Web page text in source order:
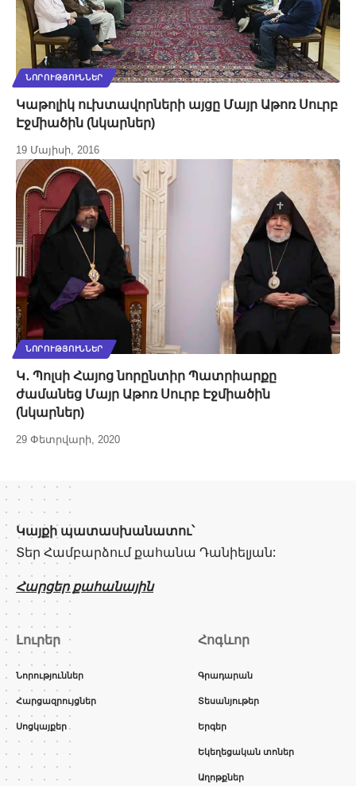
ՆՈՐՈՒԹՅՈՒՆՆԵՐ
Կաթոլիկ ուխտավորների այցը Մայր Աթոռ Սուրբ
Էջմիածին (նկարներ)
19 Մայիսի, 2016
ՆՈՐՈՒԹՅՈՒՆՆԵՐ
Կ․ Պոլսի Հայոց նորընտիր Պատրիարքը
ժամանեց Մայր Աթոռ Սուրբ Էջմիածին
(նկարներ)
29 Փետրվարի, 2020
Կայքի պատասխանատու՝
Տեր Համբարձում քահանա Դանիելյան:
Հարցեր քահանային
Լուրեր
Նորություններ
Հարցազրույցներ
Սոցկայքեր
Հոգևոր
Գրադարան
Տեսանյութեր
Երգեր
Եկեղեցական տոներ
Աղոթքներ